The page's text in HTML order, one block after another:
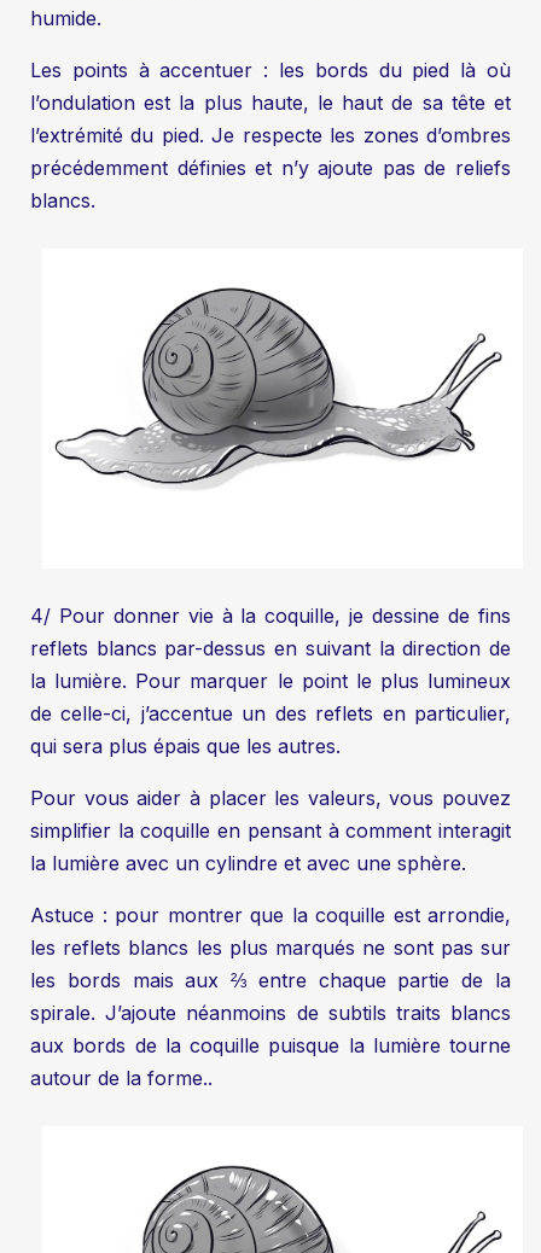
humide.
Les points à accentuer : les bords du pied là où
l’ondulation est la plus haute, le haut de sa tête et
l’extrémité du pied. Je respecte les zones d’ombres
précédemment définies et n’y ajoute pas de reliefs
blancs.
4/ Pour donner vie à la coquille, je dessine de fins
reflets blancs par-dessus en suivant la direction de
la lumière. Pour marquer le point le plus lumineux
de celle-ci, j’accentue un des reflets en particulier,
qui sera plus épais que les autres.
Pour vous aider à placer les valeurs, vous pouvez
simplifier la coquille en pensant à comment interagit
la lumière avec un cylindre et avec une sphère.
Astuce : pour montrer que la coquille est arrondie,
les reflets blancs les plus marqués ne sont pas sur
les bords mais aux ⅔ entre chaque partie de la
spirale. J’ajoute néanmoins de subtils traits blancs
aux bords de la coquille puisque la lumière tourne
autour de la forme..